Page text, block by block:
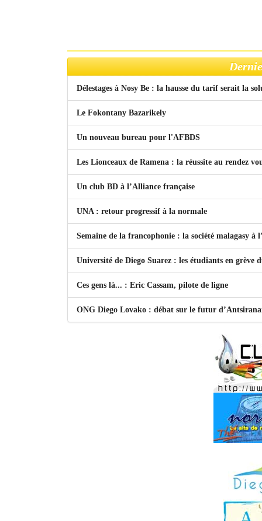
Délestages à Nosy Be : la hausse du tarif serait la
Le Fokontany Bazarikely
Un nouveau bureau pour l'AFBDS
Les Lionceaux de Ramena : la réussite au rendez
Un club BD à l’Alliance française
UNA : retour progressif à la normale
Semaine de la francophonie : la société malagasy à
Université de Diego Suarez : les étudiants en grève
Ces gens là... : Eric Cassam, pilote de ligne
ONG Diego Lovako : débat sur le futur